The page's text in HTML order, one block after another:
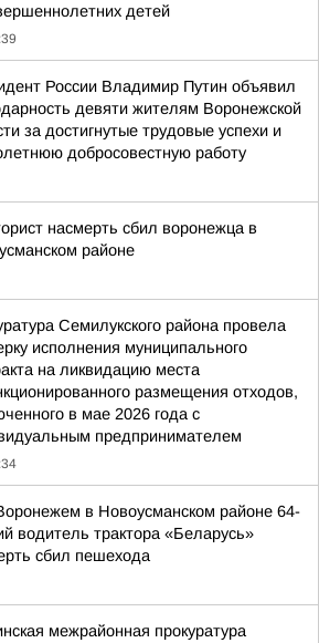
детей
России Владимир Путин объявил
девяти жителям Воронежской
за достигнутые трудовые успехи и
добросовестную работу
насмерть сбил воронежца в
районе
Семилукского района провела
исполнения муниципального
на ликвидацию места
размещения отходов,
в мае 2026 года с
предпринимателем
в Новоусманском районе 64-
водитель трактора «Беларусь»
сбил пешехода
межрайонная прокуратура